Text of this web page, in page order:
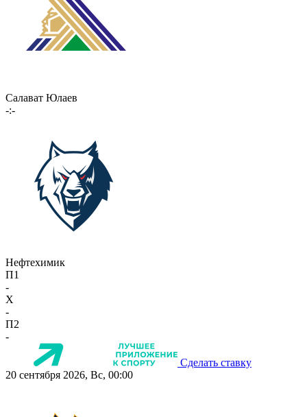
Салават Юлаев
-:-
Нефтехимик
П1
-
X
-
П2
-
Сделать ставку
20 сентября 2026, Вс, 00:00